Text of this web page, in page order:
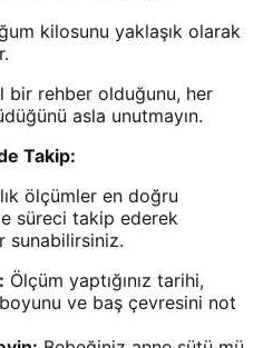
kilosunu yaklaşık olarak
bir rehber olduğunu, her
asla unutmayın.
Takip:
ölçümler en doğru
süreci takip ederek
sunabilirsiniz.
Ölçüm yaptığınız tarihi,
ve baş çevresini not